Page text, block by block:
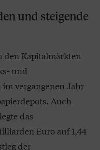
und steigende
den Kapitalmärkten
und
vergangenen Jahr
Auch
das
Euro auf 1,44
der